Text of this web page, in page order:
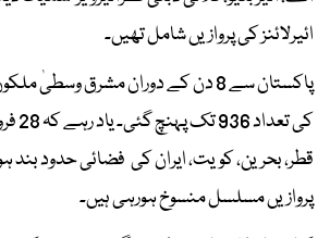
ائیرلائنز کی پروازیں شامل تھیں۔
پاکستان سے 8 دن کے دوران مشرق وسطیٰ
کی
قطر، بحرین، کویت، ایران کی فضائی حدود بند
پروازیں مسلسل منسوخ ہورہی ہیں۔